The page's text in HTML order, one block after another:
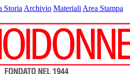
Storia Archivio Materiali Area Stampa